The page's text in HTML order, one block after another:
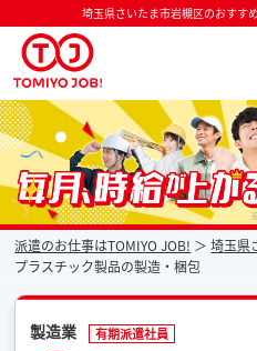
埼玉県さいたま市岩槻区のおすす
派遣なら毎月時給が上がるトミヨジョブ
派遣のお仕事はTOMIYO JOB!
埼玉県
プラスチック製品の製造・梱包
製造業 有期派遣社員